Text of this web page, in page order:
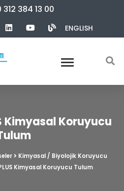
312 384 13 00
ENGLISH
Kimyasal Koruyucu
Kimyasal / Biyolojik Koruyucu
Kimyasal Koruyucu Tulum